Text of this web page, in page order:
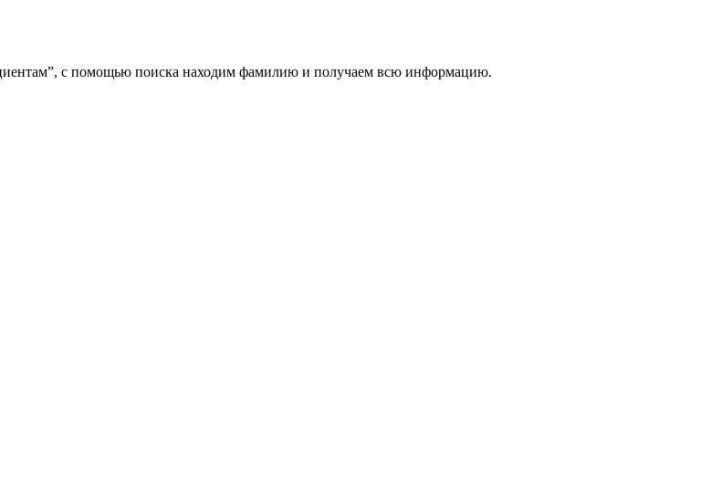
с помощью поиска находим фамилию и получаем всю информацию.